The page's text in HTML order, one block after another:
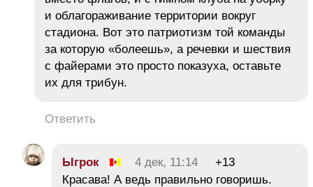
и облагораживание территории вокруг
стадиона. Вот это патриотизм той команды
за которую «болеешь», а речевки и шествия
с файерами это просто показуха, оставьте
их для трибун.
Ответить
Ыгрок 4 дек, 11:14
+13
Красава! А ведь правильно говоришь.